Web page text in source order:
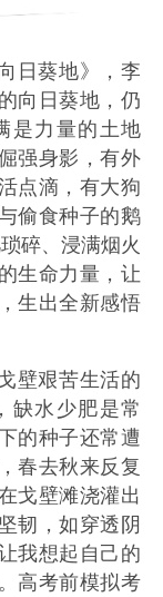
日葵地》，李
向日葵地，仍
是力量的土地
强身影，有外
点滴，有大狗
偷食种子的鹅
碎、浸满烟火
生命力量，让
生出全新感悟
壁艰苦生活的
缺水少肥是常
的种子还常遭
春去秋来反复
戈壁滩浇灌出
韧，如穿透阴
我想起自己的
高考前模拟考